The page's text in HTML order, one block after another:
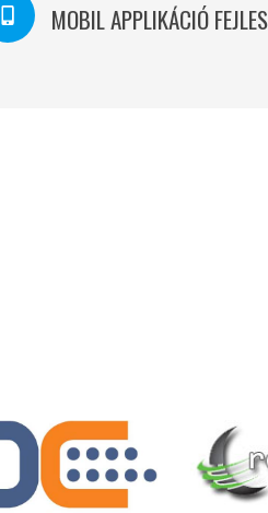
MOBIL APPLIKÁCIÓ